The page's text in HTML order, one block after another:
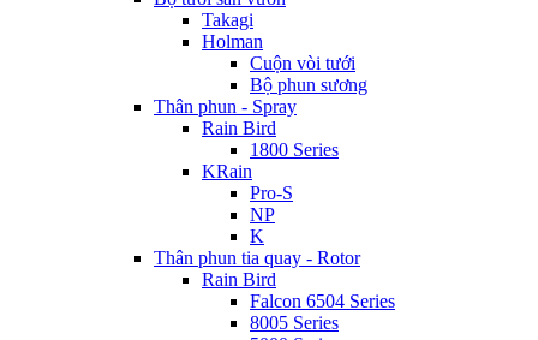
Takagi
Holman
Cuộn vòi tưới
Bộ phun sương
Thân phun - Spray
Rain Bird
1800 Series
KRain
Pro-S
NP
K
Thân phun tia quay - Rotor
Rain Bird
Falcon 6504 Series
8005 Series